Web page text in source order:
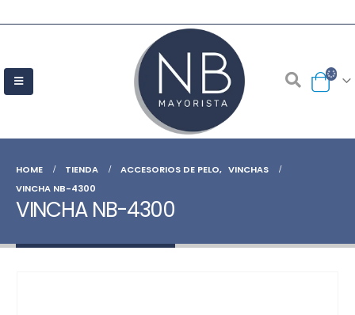
HOME TIENDA ACCESORIOS DE PELO, VINCHAS
VINCHA NB-4300
VINCHA NB-4300